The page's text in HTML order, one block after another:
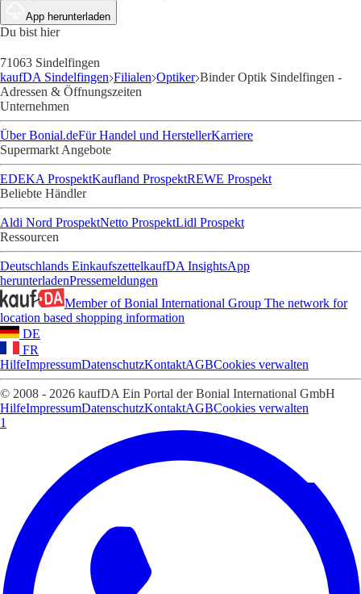
App herunterladen
Du bist hier
71063 Sindelfingen
kaufDA Sindelfingen Filialen Optiker Binder Optik Sindelfingen -
Adressen & Öffnungszeiten
Unternehmen
Über Bonial.deFür Handel und HerstellerKarriere
Supermarkt Angebote
EDEKA ProspektKaufland ProspektREWE Prospekt
Beliebte Händler
Aldi Nord ProspektNetto ProspektLidl Prospekt
Ressourcen
Deutschlands EinkaufszettelkaufDA InsightsApp
herunterladenPressemeldungen
Member of Bonial International Group The network for
location based shopping information
DE
FR
HilfeImpressumDatenschutzKontaktAGBCookies verwalten
© 2008 - 2026 kaufDA Ein Portal der Bonial International GmbH
HilfeImpressumDatenschutzKontaktAGBCookies verwalten
1